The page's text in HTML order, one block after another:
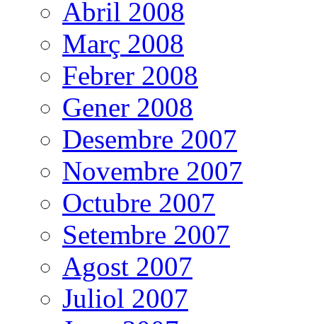
Abril 2008
Març 2008
Febrer 2008
Gener 2008
Desembre 2007
Novembre 2007
Octubre 2007
Setembre 2007
Agost 2007
Juliol 2007